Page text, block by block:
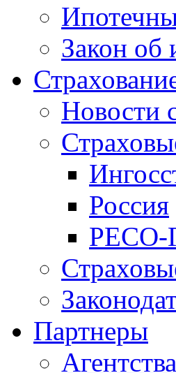
Закон об
Новости
Россия
РЕСО-
Партнеры